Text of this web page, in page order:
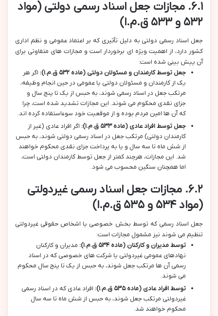
۶.۱. مجازات جعل اسناد رسمی دولتی (مواد
۵۳۲ و ۵۳۳ ق.م.ا)
جعل اسناد رسمی دولتی به دلیل تأثیری که بر اعتماد عمومی و نظم اداری
کشور دارد، از اهمیت ویژه ای برخوردار است و مجازات های متفاوتی برای
آن پیش بینی شده است:
جعل توسط کارمندان و مسئولان دولتی (ماده ۵۳۲ ق.م.ا):
اگر هر
یک از کارمندان و مسئولان دولتی یا عمومی در حین انجام وظیفه،
مرتکب جعل در اسناد رسمی شوند، به حبس از یک تا پنج سال و
جزای نقدی محکوم می شوند. این مجازات تشدید شده است، چرا
که آن ها امین مردم بوده و از موقعیت خود سوءاستفاده کرده اند.
جعل توسط افراد عادی (ماده ۵۳۳ ق.م.ا):
اگر افراد عادی (غیر از
کارمندان دولتی) مرتکب جعل در اسناد رسمی دولتی شوند، به حبس
از شش ماه تا سه سال و یا به پرداخت جزای نقدی محکوم خواهند
شد. این مجازات، هرچند کمتر از جعل توسط کارمندان دولتی است،
اما همچنان سنگین محسوب می شود.
۶.۲. مجازات جعل اسناد رسمی غیردولتی
(مواد ۵۳۴ و ۵۳۵ ق.م.ا)
جعل اسناد رسمی که توسط بخش خصوصی یا اشخاص حقوقی غیردولتی
تنظیم می شوند نیز مشمول مجازات است:
توسط مدیران و کارکنان (ماده ۵۳۴ ق.م.ا):
مدیران و کارکنان
نهادهای عمومی غیردولتی یا شرکت های خصوصی که در اسناد
رسمی آن ها مرتکب جعل شوند، به حبس از یک تا پنج سال محکوم
می شوند.
توسط افراد عادی (ماده ۵۳۵ ق.م.ا):
افراد عادی که در اسناد رسمی
غیردولتی مرتکب جعل شوند، به حبس از شش ماه تا سه سال
محکوم خواهند شد.